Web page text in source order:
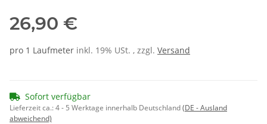
26,90 €
pro 1 Laufmeter inkl. 19% USt. , zzgl. Versand
Sofort verfügbar
Lieferzeit ca.:4 - 5 Werktage innerhalb Deutschland(DE - Ausland
abweichend)